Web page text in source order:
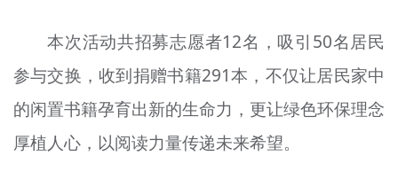
本次活动共招募志愿者12名，吸引50名居民
参与交换，收到捐赠书籍291本，不仅让居民家中
的闲置书籍孕育出新的生命力，更让绿色环保理念
厚植人心，以阅读力量传递未来希望。